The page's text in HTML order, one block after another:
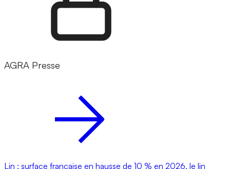
AGRA Presse
Lin : surface française en hausse de 10 % en 2026, le lin